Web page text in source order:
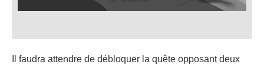
Il faudra attendre de débloquer la quête opposant deux